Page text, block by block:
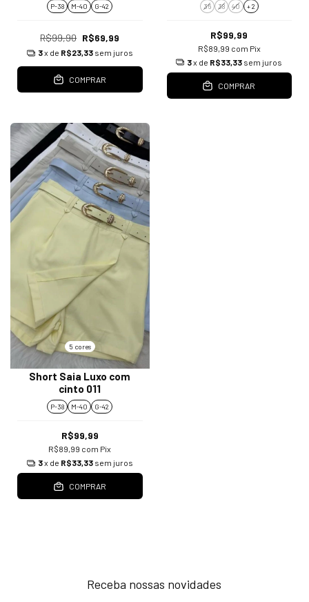
P-38 M-40 G-42
R$99,90 R$69,99
3x de R$23,33 sem juros
COMPRAR
36 38 40 + 2
R$99,99
R$89,99 com Pix
3x de R$33,33 sem juros
COMPRAR
5 cores
Short Saia Luxo com
cinto 011
P-38 M-40 G-42
R$99,99
R$89,99 com Pix
3x de R$33,33 sem juros
COMPRAR
Receba nossas novidades